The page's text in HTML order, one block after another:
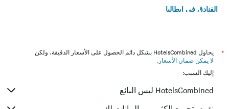
الفنادق في إيطاليا
*
يحاول HotelsCombined بشكل دائم الحصول على الأسعار الدقيقة، ولكن
لا يمكن ضمان الأسعار .
إليك السبب:
HotelsCombined ليس البائع